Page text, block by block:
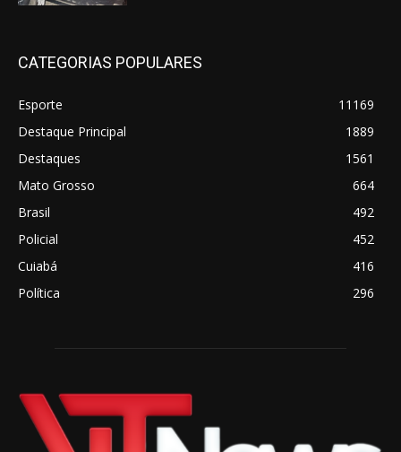
CATEGORIAS POPULARES
Esporte
11169
Destaque Principal
1889
Destaques
1561
Mato Grosso
664
Brasil
492
Policial
452
Cuiabá
416
Política
296